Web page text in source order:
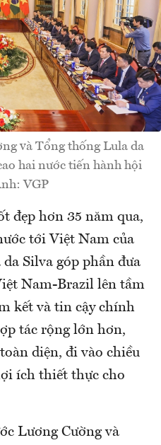
và Tổng thống Lula da
hai nước tiến hành hội
VGP
đẹp hơn 35 năm qua,
tới Việt Nam của
Silva góp phần đưa
Nam-Brazil lên tầm
kết và tin cậy chính
tác rộng lớn hơn,
diện, đi vào chiều
ích thiết thực cho
Lương Cường và